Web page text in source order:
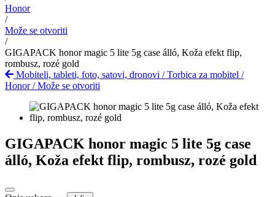
Honor
/
Može se otvoriti
/
GIGAPACK honor magic 5 lite 5g case álló, Koža efekt flip,
rombusz, rozé gold
Mobiteli, tableti, foto, satovi, dronovi /Torbica za mobitel /
Honor/Može se otvoriti
GIGAPACK honor magic 5 lite 5g case
álló, Koža efekt flip, rombusz, rozé gold